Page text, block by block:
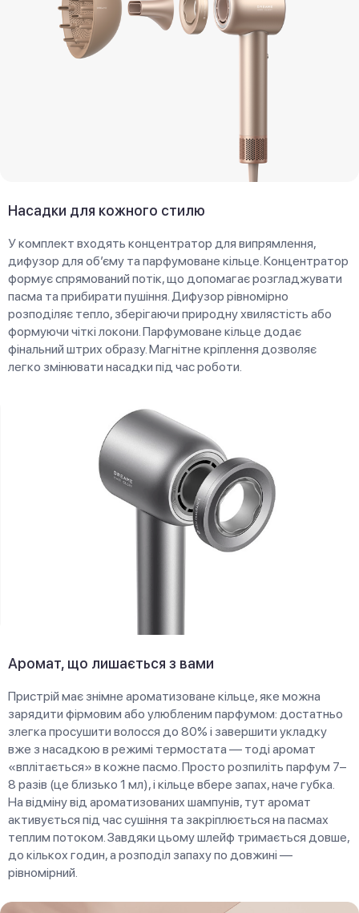
Насадки для кожного стилю
У комплект входять концентратор для випрямлення,
дифузор для об’єму та парфумоване кільце. Концентратор
формує спрямований потік, що допомагає розгладжувати
пасма та прибирати пушіння. Дифузор рівномірно
розподіляє тепло, зберігаючи природну хвилястість або
формуючи чіткі локони. Парфумоване кільце додає
фінальний штрих образу. Магнітне кріплення дозволяє
легко змінювати насадки під час роботи.
Аромат, що лишається з вами
Пристрій має знімне ароматизоване кільце, яке можна
зарядити фірмовим або улюбленим парфумом: достатньо
злегка просушити волосся до 80% і завершити укладку
вже з насадкою в режимі термостата — тоді аромат
«вплітається» в кожне пасмо. Просто розпиліть парфум 7–
8 разів (це близько 1 мл), і кільце вбере запах, наче губка.
На відміну від ароматизованих шампунів, тут аромат
активується під час сушіння та закріплюється на пасмах
теплим потоком. Завдяки цьому шлейф тримається довше,
до кількох годин, а розподіл запаху по довжині —
рівномірний.